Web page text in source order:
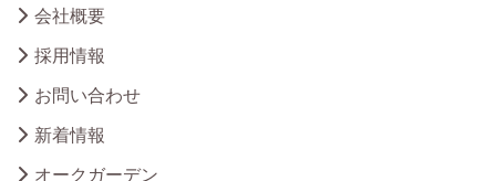
会社概要
採用情報
お問い合わせ
新着情報
オークガーデン